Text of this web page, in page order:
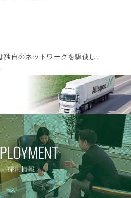
営業所が移転いたしました。
しました。 新住
込字込前154-4
貨物代理店ビル
自のネットワークを駆使し、